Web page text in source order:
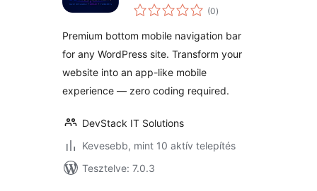
Bottom Navigation
(0értékelés
összesen
)
Premium bottom mobile navigation bar
for any WordPress site. Transform your
website into an app-like mobile
experience — zero coding required.
DevStack IT Solutions
Kevesebb, mint 10 aktív telepítés
Tesztelve: 7.0.3